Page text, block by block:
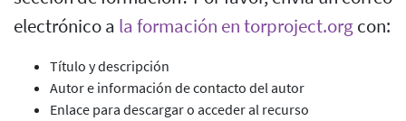
electrónico a la formación en torproject.orgcon:
Título y descripción
Autor e información de contacto del autor
Enlace para descargar o acceder al recurso